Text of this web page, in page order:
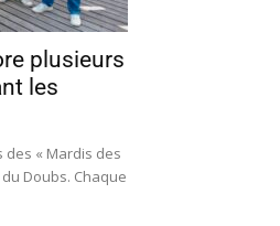
plusieurs
les
des « Mardis des
Doubs. Chaque